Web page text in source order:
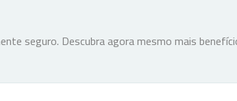
seguro. Descubra agora mesmo mais